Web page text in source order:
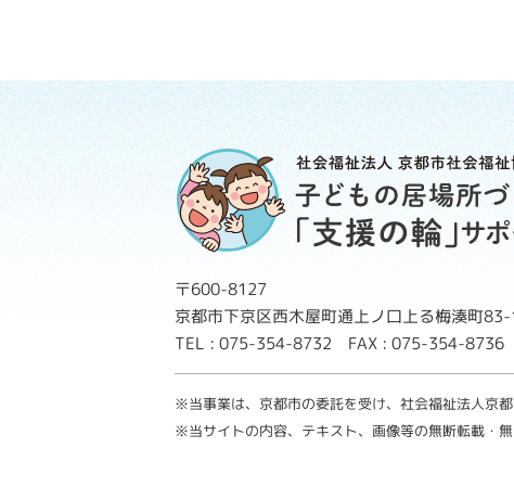
〒600-8127
京都市下京区西木屋町通上ノ口上る梅湊町83-
TEL : 075-354-8732 FAX : 075-354-8736
※当事業は、京都市の委託を受け、社会福祉法人京
※当サイトの内容、テキスト、画像等の無断転載・無